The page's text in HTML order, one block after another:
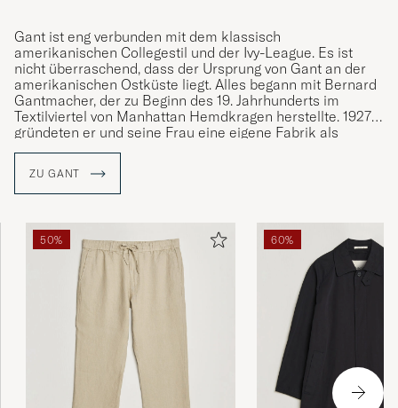
Gant ist eng verbunden mit dem klassisch
amerikanischen Collegestil und der Ivy-League. Es ist
nicht überraschend, dass der Ursprung von Gant an der
amerikanischen Ostküste liegt. Alles begann mit Bernard
Gantmacher, der zu Beginn des 19. Jahrhunderts im
Textilviertel von Manhattan Hemdkragen herstellte. 1927
gründeten er und seine Frau eine eigene Fabrik als
Subunternehmer für andere Marken. Die Hemden, die für
mehr an Popularität. Im Jahr 1949 gründete die Familie
Gantmacher zusammen mit ihren Söhne die Marke Gant.
Gant wurde vom Preppy-Stil geprägt wie der Style von der
Marke selbst und ist seit seiner Gründung mit klassischen
Kleidungsstücken wie dem Button-Down-Hemd, der
khakifarbenen Chinohose und dem Rugby-Shirt an der
Definition des klassischen, amerikanischen College-Stils
ZU GANT
50% 60%